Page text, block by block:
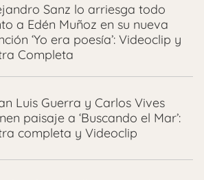
Sanz lo arriesga todo
a Edén Muñoz en su nueva
‘Yo era poesía’: Videoclip y
Completa
Luis Guerra y Carlos Vives
paisaje a ‘Buscando el Mar’:
completa y Videoclip